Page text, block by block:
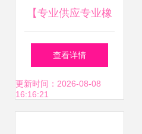
【专业供应专业橡
塑模具模具制造厂
家 注塑产品】价
查看详情
更新时间：2026-08-08
16:16:21